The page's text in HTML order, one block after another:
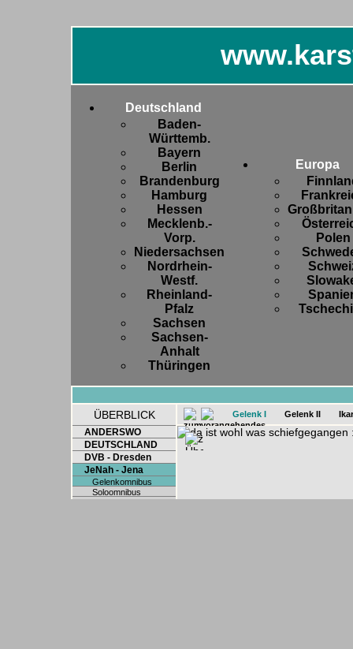
Deutschland
Baden-
Württemb.
Bayern
Berlin
Brandenburg
Hamburg
Hessen
Mecklenb.-
Vorp.
Niedersachsen
Nordrhein-
Westf.
Rheinland-
Pfalz
Sachsen
Sachsen-
Anhalt
Thüringen
Europa
Polen
ÜBERBLICK
ANDERSWO
DEUTSCHLAND
DVB - Dresden
JeNah - Jena
Gelenkomnibus
Soloomnibus
Sonderwagen
Gelenk I Gelenk II